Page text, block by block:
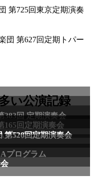
第725回東京定期演奏
団 第627回定期トパー
い公演記録
383回 定期演奏会
165回定期演奏会
プログラム
第520回定期演奏会
プログラム